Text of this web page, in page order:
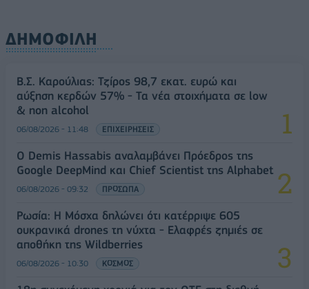
ΔΗΜΟΦΙΛΗ
Β.Σ. Καρούλιας: Τζίρος 98,7 εκατ. ευρώ και
αύξηση κερδών 57% - Τα νέα στοιχήματα σε low
& non alcohol
06/08/2026 - 11:48 ΕΠΙΧΕΙΡΗΣΕΙΣ
Ο Demis Hassabis αναλαμβάνει Πρόεδρος της
Google DeepMind και Chief Scientist της Alphabet
06/08/2026 - 09:32 ΠΡΟΣΩΠΑ
Ρωσία: Η Μόσχα δηλώνει ότι κατέρριψε 605
ουκρανικά drones τη νύχτα - Ελαφρές ζημιές σε
αποθήκη της Wildberries
06/08/2026 - 10:30 ΚΟΣΜΟΣ